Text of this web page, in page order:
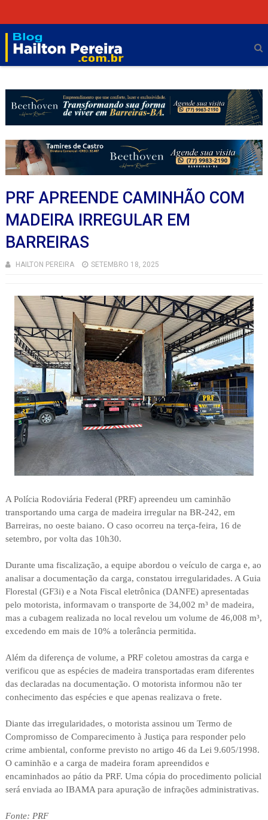
PRF APREENDE CAMINHÃO COM
MADEIRA IRREGULAR EM
BARREIRAS
HAILTON PEREIRA SETEMBRO 18, 2025
A Polícia Rodoviária Federal (PRF) apreendeu um caminhão
transportando uma carga de madeira irregular na BR-242, em
Barreiras, no oeste baiano. O caso ocorreu na terça-feira, 16 de
setembro, por volta das 10h30.
Durante uma fiscalização, a equipe abordou o veículo de carga e, ao
analisar a documentação da carga, constatou irregularidades. A Guia
Florestal (GF3i) e a Nota Fiscal eletrônica (DANFE) apresentadas
pelo motorista, informavam o transporte de 34,002 m³ de madeira,
mas a cubagem realizada no local revelou um volume de 46,008 m³,
excedendo em mais de 10% a tolerância permitida.
Além da diferença de volume, a PRF coletou amostras da carga e
verificou que as espécies de madeira transportadas eram diferentes
das declaradas na documentação. O motorista informou não ter
conhecimento das espécies e que apenas realizava o frete.
Diante das irregularidades, o motorista assinou um Termo de
Compromisso de Comparecimento à Justiça para responder pelo
crime ambiental, conforme previsto no artigo 46 da Lei 9.605/1998.
O caminhão e a carga de madeira foram apreendidos e
encaminhados ao pátio da PRF. Uma cópia do procedimento policial
será enviada ao IBAMA para apuração de infrações administrativas.
Fonte: PRF